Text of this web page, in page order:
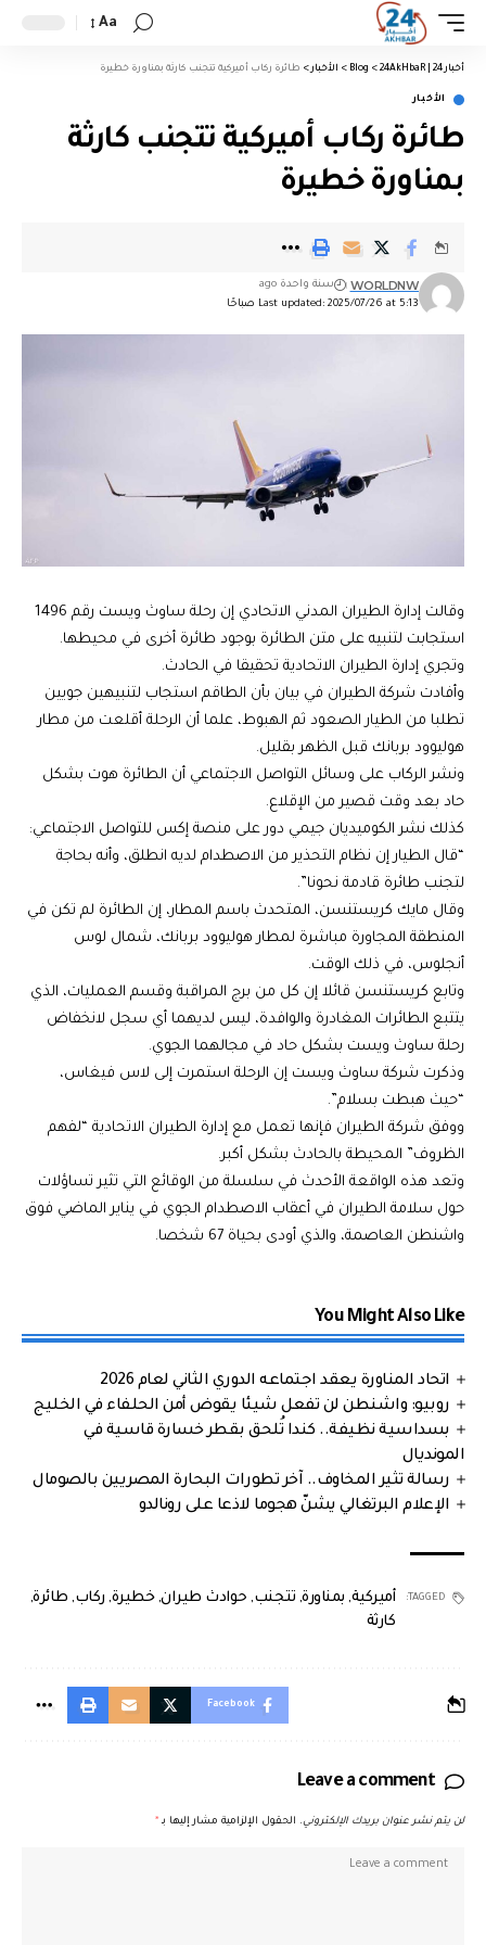
Aa
أخبار 24 | 24AkHbaR >
Blog
> الأخبار > طائرة ركاب أميركية تتجنب كارثة بمناورة خطيرة
الأخبار
طائرة ركاب أميركية تتجنب كارثة
بمناورة خطيرة
Last updated: 2025/07/26 at 5:13 صباحًا
WORLDNW سنة واحدة ago
وقالت إدارة الطيران المدني الاتحادي إن رحلة ساوث ويست رقم 1496
استجابت لتنبيه على متن الطائرة بوجود طائرة أخرى في محيطها.
وتجري إدارة الطيران الاتحادية تحقيقا في الحادث.
وأفادت شركة الطيران في بيان بأن الطاقم استجاب لتنبيهين جويين
تطلبا من الطيار الصعود ثم الهبوط، علما أن الرحلة أقلعت من مطار
هوليوود بربانك قبل الظهر بقليل.
ونشر الركاب على وسائل التواصل الاجتماعي أن الطائرة هوت بشكل
حاد بعد وقت قصير من الإقلاع.
كذلك نشر الكوميديان جيمي دور على منصة إكس للتواصل الاجتماعي:
“قال الطيار إن نظام التحذير من الاصطدام لديه انطلق، وأنه بحاجة
لتجنب طائرة قادمة نحونا”.
وقال مايك كريستنسن، المتحدث باسم المطار، إن الطائرة لم تكن في
المنطقة المجاورة مباشرة لمطار هوليوود بربانك، شمال لوس
أنجلوس، في ذلك الوقت.
وتابع كريستنسن قائلا إن كل من برج المراقبة وقسم العمليات، الذي
يتتبع الطائرات المغادرة والوافدة، ليس لديهما أي سجل لانخفاض
رحلة ساوث ويست بشكل حاد في مجالهما الجوي.
وذكرت شركة ساوث ويست إن الرحلة استمرت إلى لاس فيغاس،
“حيث هبطت بسلام”.
ووفق شركة الطيران فإنها تعمل مع إدارة الطيران الاتحادية “لفهم
الظروف” المحيطة بالحادث بشكل أكبر.
وتعد هذه الواقعة الأحدث في سلسلة من الوقائع التي تثير تساؤلات
حول سلامة الطيران في أعقاب الاصطدام الجوي في يناير الماضي فوق
واشنطن العاصمة، والذي أودى بحياة 67 شخصا.
You Might Also Like
اتحاد المناورة يعقد اجتماعه الدوري الثاني لعام 2026
روبيو: واشنطن لن تفعل شيئا يقوض أمن الحلفاء في الخليج
بسداسية نظيفة.. كندا تُلحق بقطر خسارة قاسية في
المونديال
رسالة تثير المخاوف.. آخر تطورات البحارة المصريين بالصومال
الإعلام البرتغالي يشنّ هجوما لاذعا على رونالدو
TAGGED: أميركية, بمناورة, تتجنب, حوادث طيران,خطيرة, ركاب, طائرة,
كارثة
Facebook
Leave a comment
لن يتم نشر عنوان بريدك الإلكتروني. الحقول الإلزامية مشار إليها بـ *